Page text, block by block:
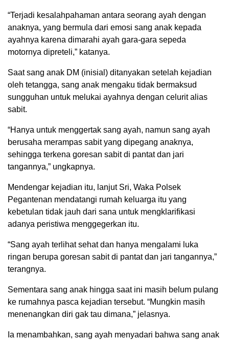
“Terjadi kesalahpahaman antara seorang ayah dengan
anaknya, yang bermula dari emosi sang anak kepada
ayahnya karena dimarahi ayah gara-gara sepeda
motornya dipreteli,” katanya.
Saat sang anak DM (inisial) ditanyakan setelah kejadian
oleh tetangga, sang anak mengaku tidak bermaksud
sungguhan untuk melukai ayahnya dengan celurit alias
sabit.
“Hanya untuk menggertak sang ayah, namun sang ayah
berusaha merampas sabit yang dipegang anaknya,
sehingga terkena goresan sabit di pantat dan jari
tangannya,” ungkapnya.
Mendengar kejadian itu, lanjut Sri, Waka Polsek
Pegantenan mendatangi rumah keluarga itu yang
kebetulan tidak jauh dari sana untuk mengklarifikasi
adanya peristiwa menggegerkan itu.
“Sang ayah terlihat sehat dan hanya mengalami luka
ringan berupa goresan sabit di pantat dan jari tangannya,”
terangnya.
Sementara sang anak hingga saat ini masih belum pulang
ke rumahnya pasca kejadian tersebut. “Mungkin masih
menenangkan diri gak tau dimana,” jelasnya.
Ia menambahkan, sang ayah menyadari bahwa sang anak